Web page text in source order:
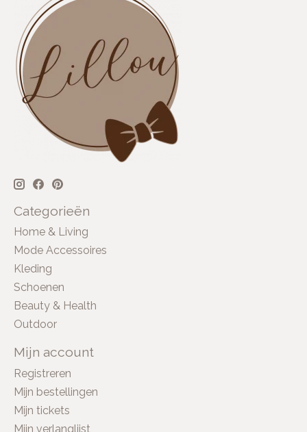
Categorieën
Home & Living
Mode Accessoires
Kleding
Schoenen
Beauty & Health
Outdoor
Mijn account
Registreren
Mijn bestellingen
Mijn tickets
Mijn verlanglijst